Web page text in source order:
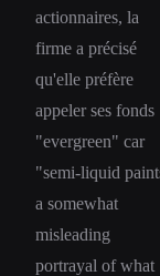
actionnaires, la
firme a précisé
qu'elle préfère
appeler ses fonds
"evergreen" car
"semi-liquid
a somewhat
misleading
portrayal of what